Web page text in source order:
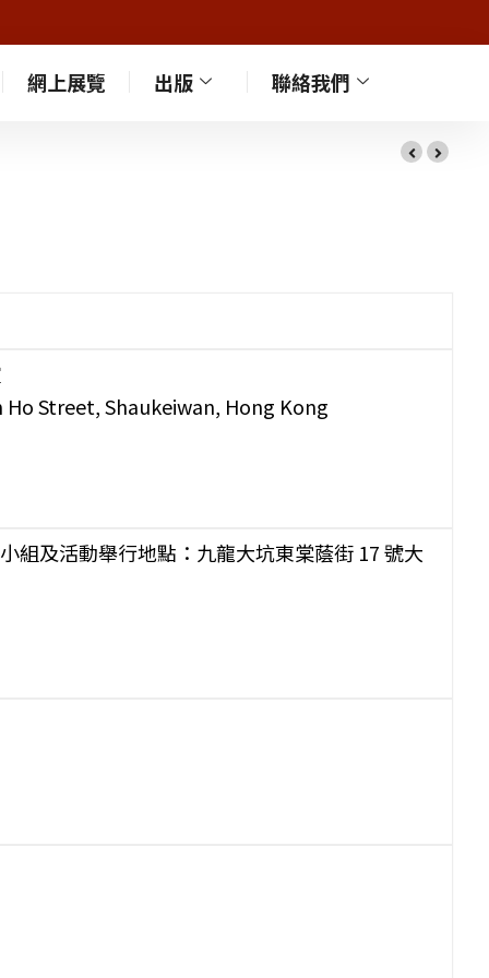
網上展覽 出版 聯絡我們
Ho Street, Shaukeiwan, Hong Kong
組及活動舉行地點：九龍大坑東棠蔭街 17 號大